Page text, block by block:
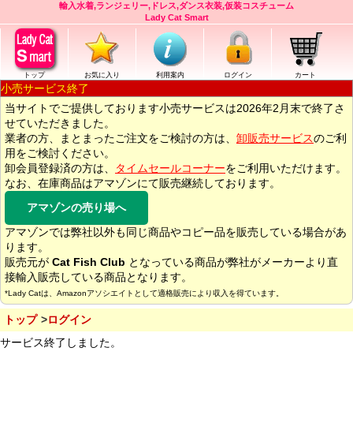
輸入水着,ランジェリー,ドレス,ダンス衣装,仮装コスチューム
Lady Cat Smart
トップ お気に入り 利用案内 ログイン カート
小売サービス終了
当サイトでご提供しております小売サービスは2026年2月末で終了さ
せていただきました。
業者の方、まとまったご注文をご検討の方は、 卸販売サービスのご利
用をご検討ください。
卸会員登録済の方は、
タイムセールコーナーをご利用いただけます。
なお、在庫商品はアマゾンにて販売継続しております。
アマゾンの売り場へ
アマゾンでは弊社以外も同じ商品やコピー品を販売している場合があ
ります。
販売元が Cat Fish Club となっている商品が弊社がメーカーより直
接輸入販売している商品となります。
*Lady Catは、Amazonアソシエイトとして適格販売により収入を得ています。
トップ
ログイン
サービス終了しました。